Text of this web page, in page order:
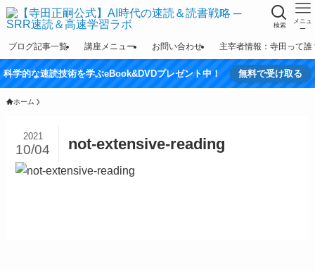
検索
メニュ
ー
ブログ記事一覧 講座メニュー お問い合わせ 主宰者情報：寺田って誰
科学的な速読技術を学ぶeBook&DVDプレゼント中！ 無料で受け取る
ホーム
not-extensive-reading
2021
10/04